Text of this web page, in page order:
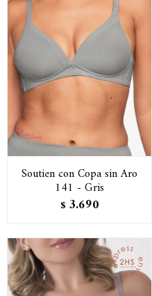
Soutien con Copa sin Aro
141 - Gris
$ 3.690